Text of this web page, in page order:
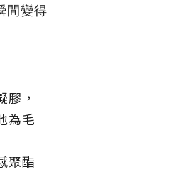
間變得
膠，
為毛
聚酯